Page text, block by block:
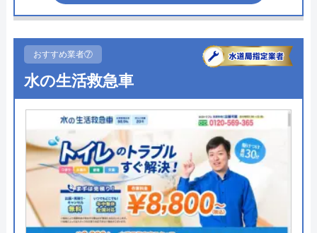
Googleクチコミを見る
●受付時間 24時間
●定休日
●出張見積もり 出張見積もり無料
●支払い方法 現金、クレジットカード
●累計実績 修理実績119万件
●保証・保険 ―
詳細は公式HPでご確認ください
水110番がおすすめの理由
おすすめ業者⑦
水の生活救急車